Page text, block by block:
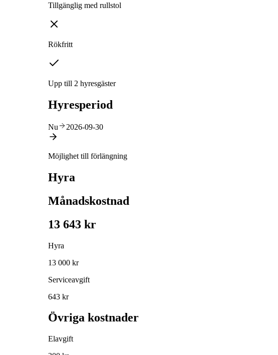
Tillgänglig med rullstol
Rökfritt
Upp till 2 hyresgäster
Hyresperiod
Nu 2026-09-30
Möjlighet till förlängning
Hyra
Månadskostnad
13 643 kr
Hyra
13 000 kr
Serviceavgift
643 kr
Övriga kostnader
Elavgift